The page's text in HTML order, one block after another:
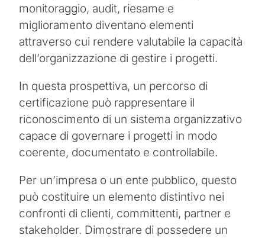
monitoraggio, audit, riesame e
miglioramento diventano elementi
attraverso cui rendere valutabile la capacità
dell’organizzazione di gestire i progetti.
In questa prospettiva, un percorso di
certificazione può rappresentare il
riconoscimento di un sistema organizzativo
capace di governare i progetti in modo
coerente, documentato e controllabile.
Per un’impresa o un ente pubblico, questo
può costituire un elemento distintivo nei
confronti di clienti, committenti, partner e
stakeholder. Dimostrare di possedere un